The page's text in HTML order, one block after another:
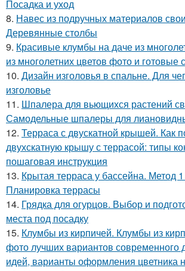
Посадка и уход
8. Навес из подручных материалов
Деревянные столбы
9. Красивые клумбы на даче из
из многолетних цветов фото и готовые
10. Дизайн изголовья в спальне. Для
изголовье
11. Шпалера для вьющихся растений
Самодельные шпалеры для
12. Терраса с двускатной крышей. Как
двухскатную крышу с террасой: типы
пошаговая инструкция
13. Крытая терраса у бассейна. Метод
Планировка террасы
14. Грядка для огурцов. Выбор и
места под посадку
15. Клумбы из кирпичей. Клумбы из
фото лучших вариантов современного
идей, варианты оформления цветника